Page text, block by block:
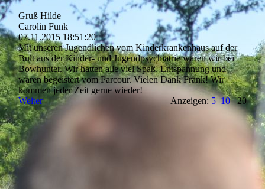
Gruß Hilde
Carolin Funk
07.11.2015 18:51:20
Mit unseren Jugendlichen vom Kinderkrankenhaus auf der
Bult aus der Kinder- und Jugendpsychiatrie waren wir bei
Bowhunter. Wir hatten alle viel Spaß, Entspannung und
waren begeistert vom Parcour. Vielen Dank Frank! Wir
kommen jeder Zeit gerne wieder!
Weiter
Anzeigen: 5 1020